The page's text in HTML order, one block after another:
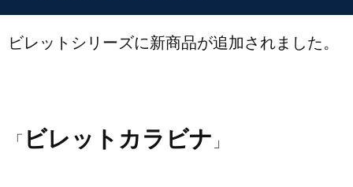
ビレットシリーズに新商品が追加されました。
「 ビレットカラビナ 」